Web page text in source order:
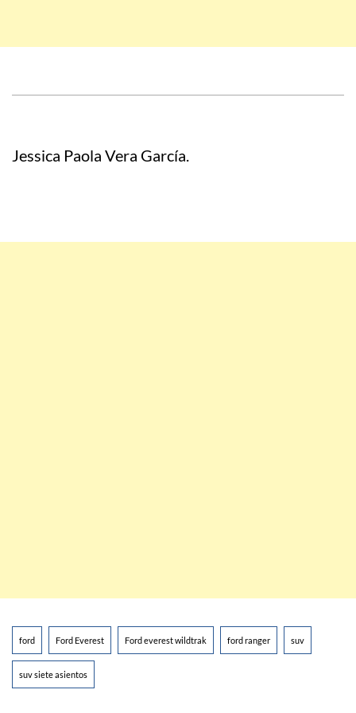
Jessica Paola Vera García.
ford Ford Everest Ford everest wildtrak ford ranger suv
suv siete asientos